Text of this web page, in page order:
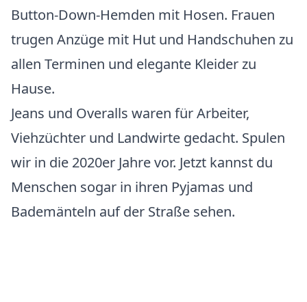
Button-Down-Hemden mit Hosen. Frauen
trugen Anzüge mit Hut und Handschuhen zu
allen Terminen und elegante Kleider zu
Hause.
Jeans und Overalls waren für Arbeiter,
Viehzüchter und Landwirte gedacht. Spulen
wir in die 2020er Jahre vor. Jetzt kannst du
Menschen sogar in ihren Pyjamas und
Bademänteln auf der Straße sehen.